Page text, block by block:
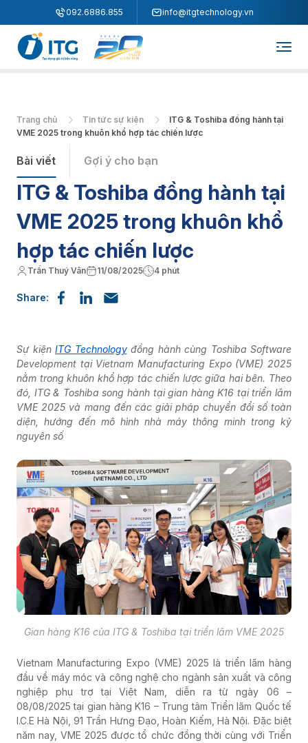
092.6886.855 info@itgtechnology.vn
Trang chủ Tin tức sự kiện
ITG & Toshiba đồng hành tại
VME 2025 trong khuôn khổ hợp tác chiến lược
Bài viết Gợi ý cho bạn
ITG & Toshiba đồng hành tại
VME 2025 trong khuôn khổ
hợp tác chiến lược
Trần Thuý Vân 11/08/2025 4 phút
Share:
Sự kiện ITG Technologyđồng hành cùng Toshiba Software
Development tại Vietnam Manufacturing Expo (VME) 2025
nằm trong khuôn khổ hợp tác chiến lược giữa hai bên. Theo
đó, ITG & Toshiba song hành tại gian hàng K16 tại triển lãm
VME 2025 và mang đến các giải pháp chuyển đổi số toàn
diện, hướng đến mô hình nhà máy thông minh trong kỷ
nguyên số
Gian hàng K16 của ITG & Toshiba tại triển lãm VME 2025
Vietnam Manufacturing Expo (VME) 2025 làtriển lãm hàng
đầu về máy móc và công nghệ cho ngành sản xuất và công
nghiệp phụ trợ tại Việt Nam, diễn ra từ ngày 06 –
08/08/2025 tại gian hàng K16 – Trung tâm Triển lãm Quốc tế
I.C.E Hà Nội, 91 Trần Hưng Đạo, Hoàn Kiếm, Hà Nội. Đặc biệt
năm nay, VME 2025 được tổ chức đồng thời cùng với Triển